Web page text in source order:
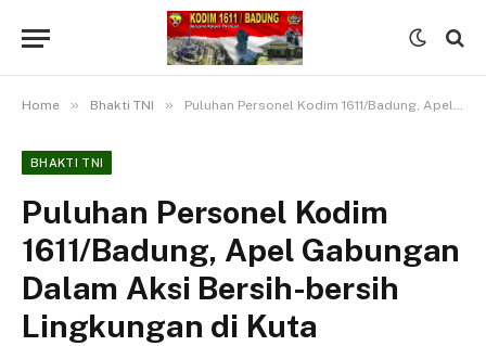
Home » Bhakti TNI » Puluhan Personel Kodim 1611/Badung, Apel Gabungan Dalam Aksi Bersih-bersih Lingkungan di Kuta
BHAKTI TNI
Puluhan Personel Kodim
1611/Badung, Apel Gabungan
Dalam Aksi Bersih-bersih
Lingkungan di Kuta